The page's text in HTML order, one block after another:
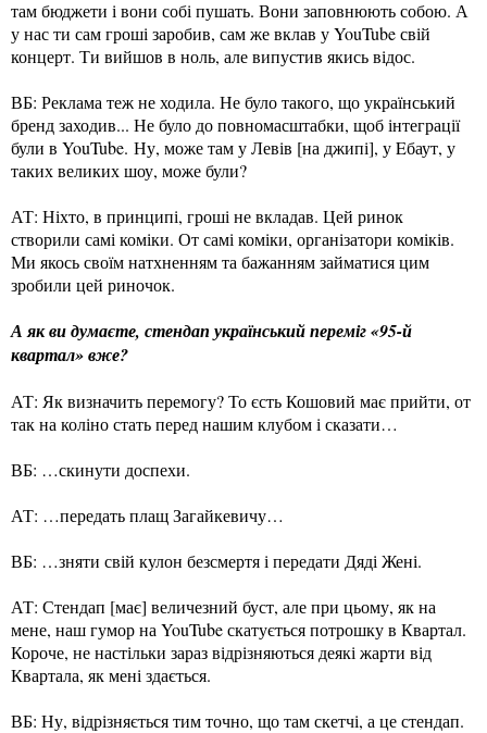
там бюджети і вони собі пушать. Вони заповнюють собою. А
у нас ти сам гроші заробив, сам же вклав у YouTube свій
концерт. Ти вийшов в ноль, але випустив якись відос.
ВБ: Реклама теж не ходила. Не було такого, що український
бренд заходив... Не було до повномасштабки, щоб інтеграції
були в YouTube. Ну, може там у Левів [на джипі], у Eбаут, у
таких великих шоу, може були?
АТ: Ніхто, в принципі, гроші не вкладав. Цей ринок
створили самі коміки. От самі коміки, організатори коміків.
Ми якось своїм натхненням та бажанням займатися цим
зробили цей риночок.
А як ви думаєте, стендап український переміг «95-й
квартал» вже?
АТ: Як визначить перемогу? То єсть Кошовий має прийти, от
так на коліно стать перед нашим клубом і сказати…
ВБ: …скинути доспехи.
АТ: …передать плащ Загайкевичу…
ВБ: …зняти свій кулон безсмертя і передати Дяді Жені.
АТ: Стендап [має] величезний буст, але при цьому, як на
мене, наш гумор на YouTube скатується потрошку в Квартал.
Короче, не настільки зараз відрізняються деякі жарти від
Квартала, як мені здається.
ВБ: Ну, відрізняється тим точно, що там скетчі, а це стендап.